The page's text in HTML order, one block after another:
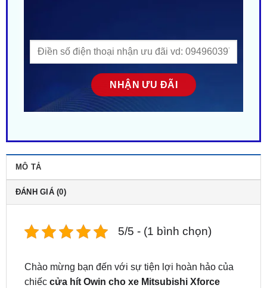
MÔ TẢ
ĐÁNH GIÁ (0)
5/5 - (1 bình chọn)
Chào mừng bạn đến với sự tiện lợi hoàn hảo của
chiếccửa hít Owin cho xe Mitsubishi Xforce